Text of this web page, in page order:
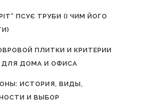
ПСУЄ ТРУБИ (І ЧИМ ЙОГО
ПЛИТКИ И КРИТЕРИИ
ДЛЯ ДОМА И ОФИСА
ИСТОРИЯ, ВИДЫ,
И ВЫБОР